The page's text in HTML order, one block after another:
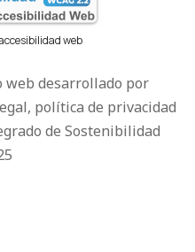
web
desarrollado por
política de privacidad
de Sostenibilidad